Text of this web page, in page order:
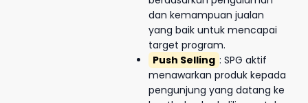
dan kemampuan jualan
yang baik untuk mencapai
target program.
Push Selling : SPG aktif
menawarkan produk kepada
pengunjung yang datang ke